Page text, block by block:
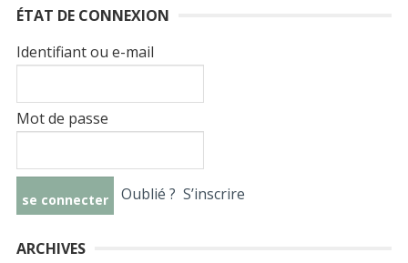
articles
ÉTAT DE CONNEXION
Identifiant ou e-mail
Mot de passe
Oublié ? S’inscrire
ARCHIVES